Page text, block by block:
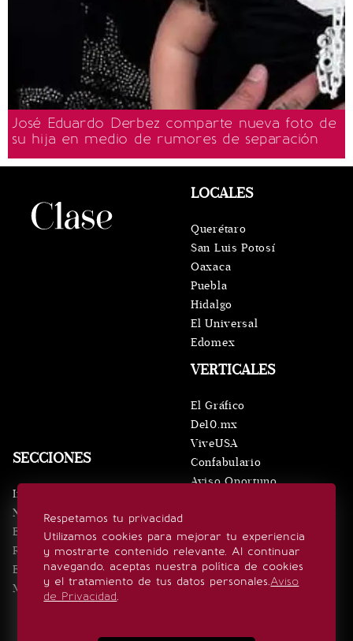
José Eduardo Derbez comparte nueva foto de
su hija en medio de rumores de separación
Respetamos tu privacidad
Utilizamos cookies para mejorar tu experiencia
y mostrarte contenido relevante. Al continuar
navegando, aceptas nuestra política de cookies
y el tratamiento de tus datos personales.Aviso
de Privacidad.
SECCIONES
Inicio
Noticias
Eventos
Realeza
Estilo de vida
Minuto x Minuto
VERTICALES
El Gráfico
De10.mx
ViveUSA
Confabulario
Aviso Oportuno
LOCALES
Querétaro
San Luis Potosí
Oaxaca
Puebla
Hidalgo
El Universal
Edomex
SÍGUENOS